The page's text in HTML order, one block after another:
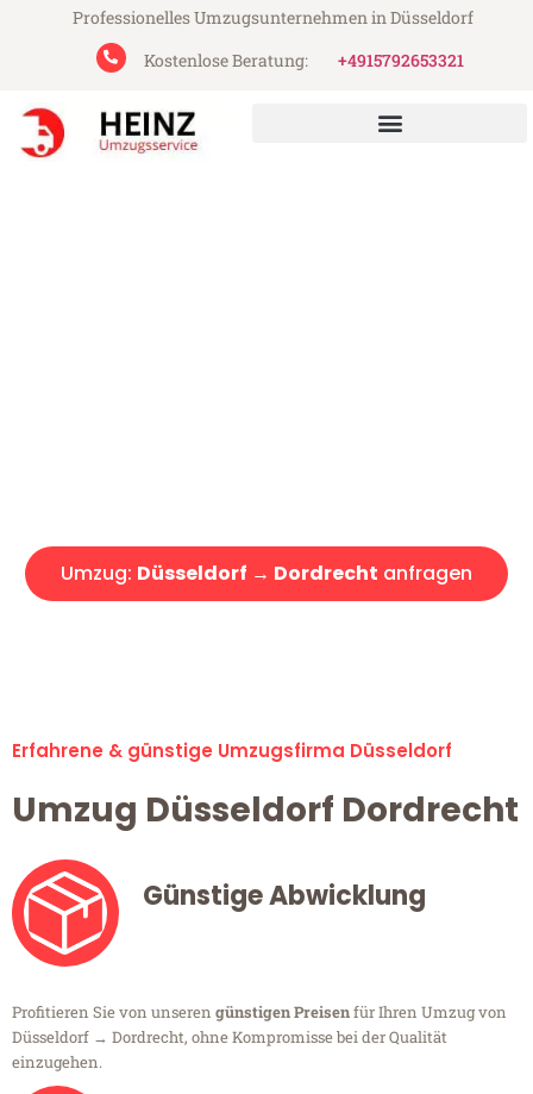
Professionelles Umzugsunternehmen in Düsseldorf
Kostenlose Beratung:
+4915792653321
Umzug: Düsseldorf → Dordrecht anfragen
Erfahrene & günstige Umzugsfirma Düsseldorf
Umzug Düsseldorf Dordrecht
Günstige Abwicklung
Profitieren Sie von unseren günstigen Preisenfür Ihren Umzug von
Düsseldorf → Dordrecht, ohne Kompromisse bei der Qualität
einzugehen.